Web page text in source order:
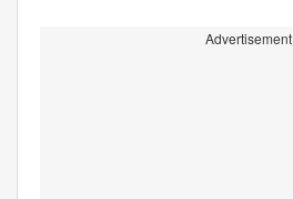
Advertisement